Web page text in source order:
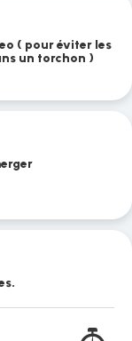
( pour éviter les
un torchon )